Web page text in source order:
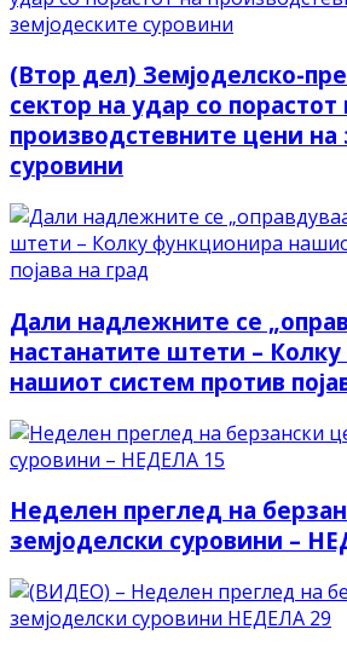
(Втор дел) Земјоделско-
сектор на удар со порастот
производстевните цени на
суровини
Дали надлежните се
настанатите штети –
нашиот систем против
Неделен преглед на
земјоделски суровини –